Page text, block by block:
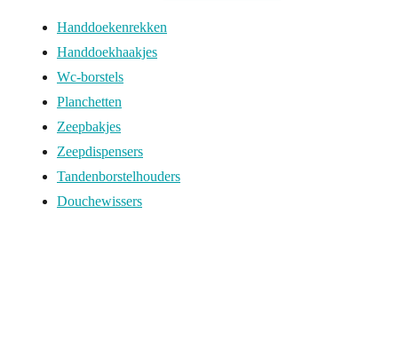
Handdoekenrekken
Handdoekhaakjes
Wc-borstels
Planchetten
Zeepbakjes
Zeepdispensers
Tandenborstelhouders
Douchewissers